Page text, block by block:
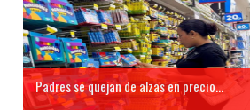
Padres se quejan de alzas en precio...